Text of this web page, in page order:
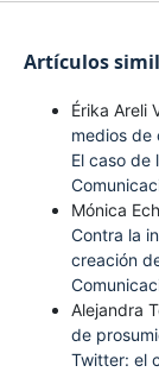
Artículos
Érika Areli
medios de
El caso de
Mónica
Contra la
creación
Alejandra
de
Twitter: el